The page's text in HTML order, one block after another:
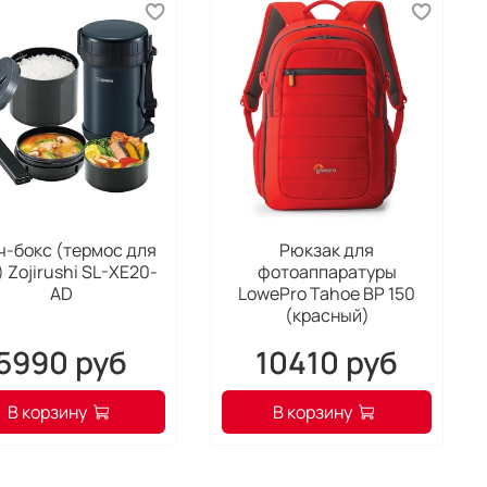
колбе со стандартных 2 мм до 1 мм,
колбы выполнить из высокопрочной стали
толщины. Эти модели сохраняют
столь же долго, как и традиционные
но заметно легче и компактнее их.
тефлоновое покрытие колбы
данному покрытию напиток не
с металлом, сохраняя свой
вкус. К тому же термос с
покрытием меньше подвержен
и легче моется.
клапан крышки
клапан крышки устроен так, что
из термоса напиток промывает его.
образом обеспечивается более плотное
бокс (термос для
Zojirushi SL-XE20-
AD
руб
В корзину
Рюкзак для
фотоаппаратуры
LowePro Tahoe BP 150
(красный)
10410 руб
В корзину